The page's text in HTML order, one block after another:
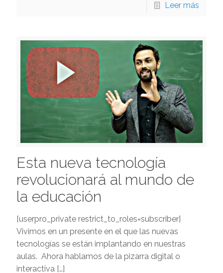
Leer más
Esta nueva tecnología
revolucionará al mundo de
la educación
[userpro_private restrict_to_roles=subscriber]
Vivimos en un presente en el que las nuevas
tecnologías se están implantando en nuestras
aulas. Ahora hablamos de la pizarra digital o
interactiva […]